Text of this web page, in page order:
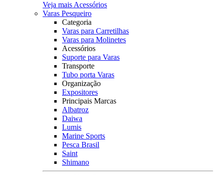
Veja mais Acessórios
Varas Pesqueiro
Categoria
Varas para Carretilhas
Varas para Molinetes
Acessórios
Suporte para Varas
Transporte
Tubo porta Varas
Organização
Expositores
Principais Marcas
Albatroz
Daiwa
Lumis
Marine Sports
Pesca Brasil
Saint
Shimano